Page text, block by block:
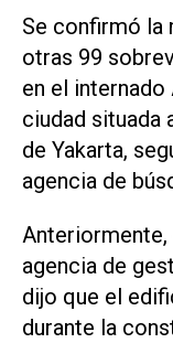
Se confirmó la
otras 99
en el internado
ciudad situada
de Yakarta,
agencia de
agencia de
dijo que el
durante la